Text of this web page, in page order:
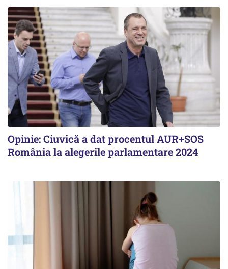
Opinie: Ciuvică a dat procentul AUR+SOS
România la alegerile parlamentare 2024